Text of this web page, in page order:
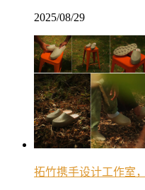
2025/08/29
拓竹携手设计工作室